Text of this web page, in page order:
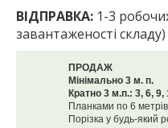
ВІДПРАВКА: 1-3
завантаженості складу)
ПРОДАЖ
Мінімально 3 м. п.
Кратно 3 м.п.: 3, 6, 9,
Планками по 6
Порізка у будь-який